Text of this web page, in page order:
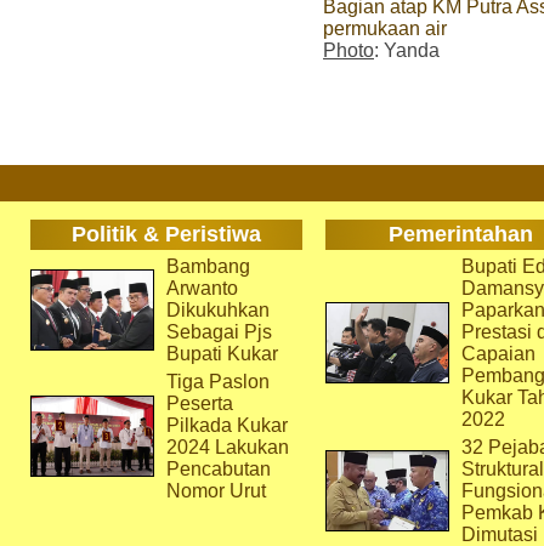
Bagian atap KM Putra
permukaan air
Photo: Yanda
Politik & Peristiwa Pemerintahan
Bambang
Arwanto
Dikukuhkan
Sebagai Pjs
Bupati Kukar
Tiga Paslon
Peserta
Pilkada Kukar
2024 Lakukan
Pencabutan
Nomor Urut
Bupati
Paparkan
Prestasi
Capaian
Kukar
2022
32
Pemkab
Dimutasi